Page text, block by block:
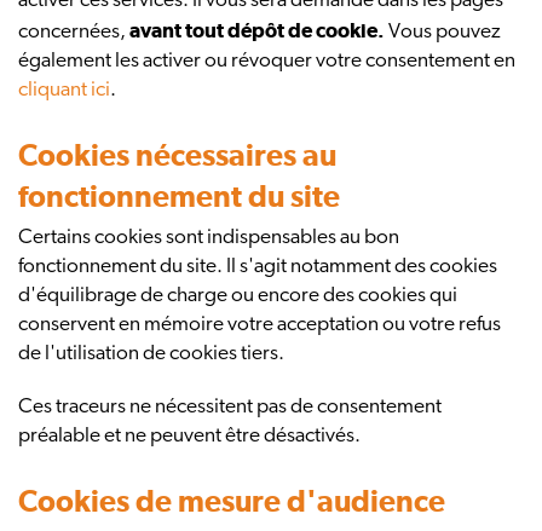
concernées, avant tout dépôt de cookie. Vous pouvez
également les activer ou révoquer votre consentement en
cliquant ici.
Cookies nécessaires au
fonctionnement du site
Certains cookies sont indispensables au bon
fonctionnement du site. Il s'agit notamment des cookies
d'équilibrage de charge ou encore des cookies qui
conservent en mémoire votre acceptation ou votre refus
de l'utilisation de cookies tiers.
Ces traceurs ne nécessitent pas de consentement
préalable et ne peuvent être désactivés.
Cookies de mesure d'audience